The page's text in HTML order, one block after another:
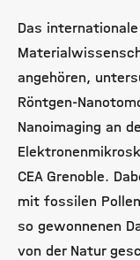
Das
angehören,
Röntgen-
Nanoimaging an
CEA Grenoble.
mit fossilen
so gewonnenen
von der Natur